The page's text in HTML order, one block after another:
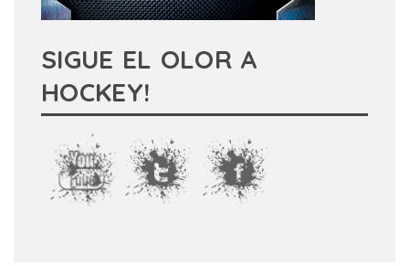
SIGUE EL OLOR A
HOCKEY!